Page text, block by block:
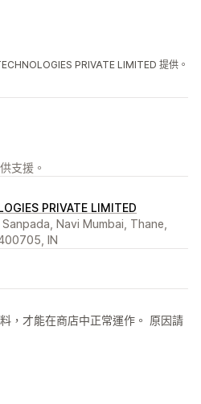
PRIVATE LIMITED 提供。
支援。
PRIVATE LIMITED
Navi Mumbai, Thane,
IN
，才能在商店中正常運作。 原因請